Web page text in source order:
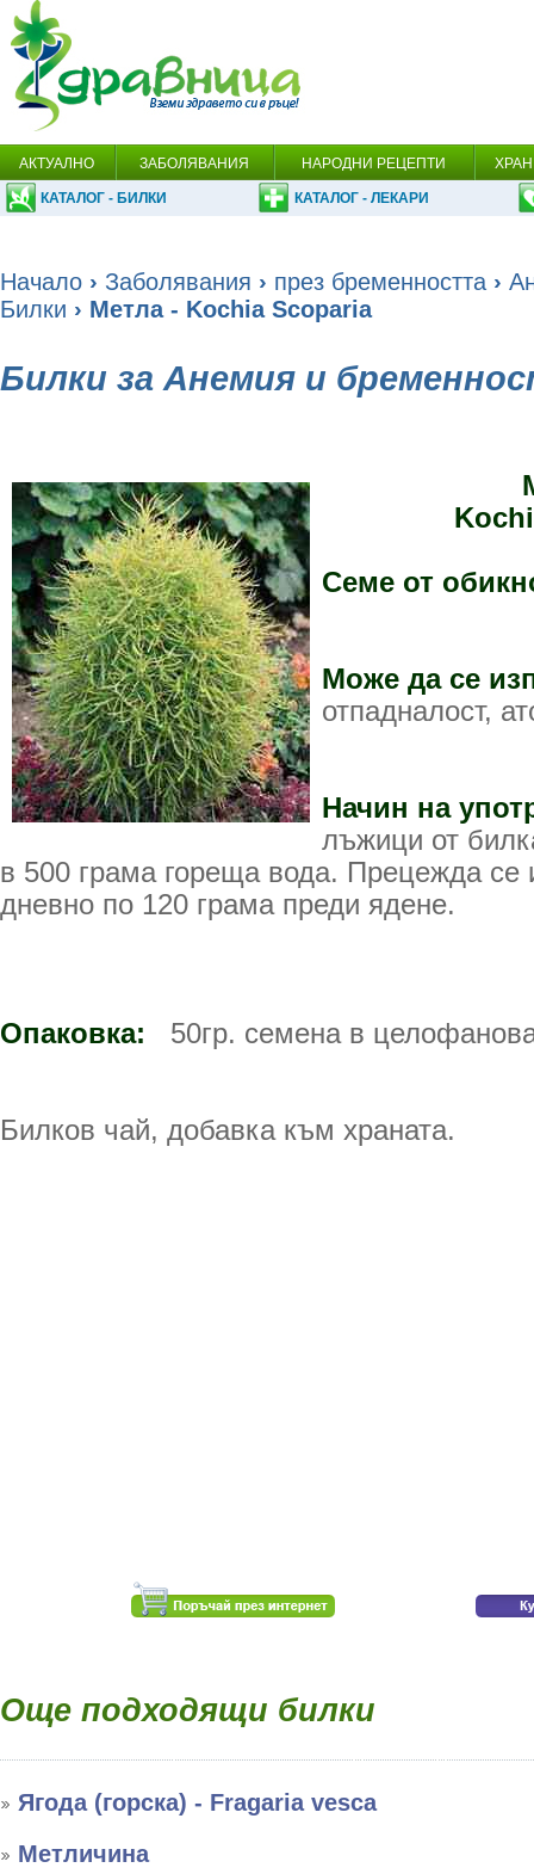
АКТУАЛНО ЗАБОЛЯВАНИЯ НАРОДНИ РЕЦЕПТИ
КАТАЛОГ - БИЛКИ КАТАЛОГ - ЛЕКАРИ
Начало › Заболявания › през бременността ›
Билки › Метла - Kochia Scoparia
Билки за Анемия и
Семе от
Може да се
отпадналост,
Начин на
лъжици от
в 500 грама гореща вода. Прецежда се
дневно по 120 грама преди ядене.
Опаковка: 50гр. семена в
Билков чай, добавка към храната.
Още подходящи билки
Ягода (горска) - Fragaria vesca
Метличина